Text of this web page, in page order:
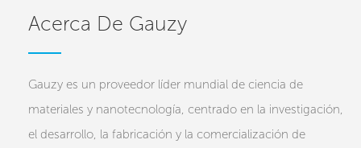
Acerca De Gauzy
Gauzy es un proveedor líder mundial de ciencia de
materiales y nanotecnología, centrado en la investigación,
el desarrollo, la fabricación y la comercialización de